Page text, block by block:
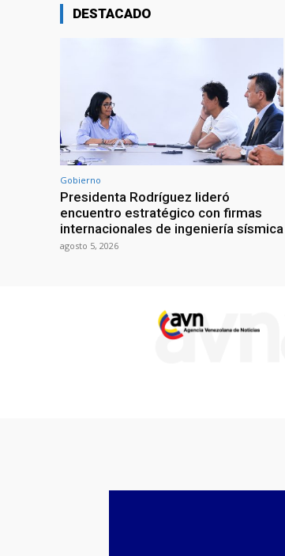
DESTACADO
Gobierno
Presidenta Rodríguez lideró
encuentro estratégico con firmas
internacionales de ingeniería sísmica
agosto 5, 2026